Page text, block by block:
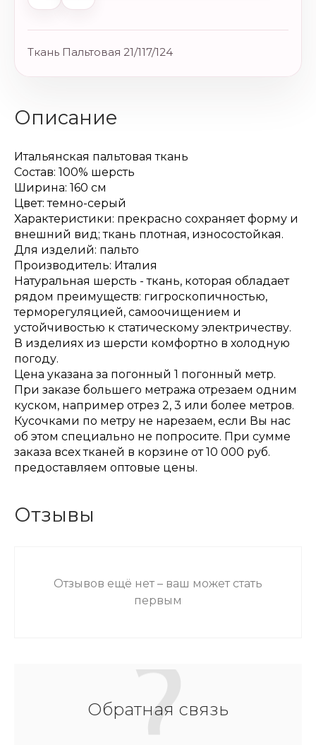
Ткань Пальтовая 21/117/124
Описание
Итальянская пальтовая ткань
Состав: 100% шерсть
Ширина: 160 см
Цвет: темно-серый
Характеристики: прекрасно сохраняет форму и
внешний вид; ткань плотная, износостойкая.
Для изделий: пальто
Производитель: Италия
Натуральная шерсть - ткань, которая обладает
рядом преимуществ: гигроскопичностью,
терморегуляцией, самоочищением и
устойчивостью к статическому электричеству.
В изделиях из шерсти комфортно в холодную
погоду.
Цена указана за погонный 1 погонный метр.
При заказе большего метража отрезаем одним
куском, например отрез 2, 3 или более метров.
Кусочками по метру не нарезаем, если Вы нас
об этом специально не попросите. При сумме
заказа всех тканей в корзине от 10 000 руб.
предоставляем оптовые цены.
Отзывы
Отзывов ещё нет – ваш может стать
первым
Обратная связь